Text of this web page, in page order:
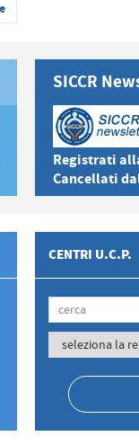
SICCR
Registrati
Cancellati
CENTRI U.C.P.